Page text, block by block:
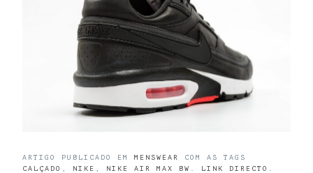
ARTIGO PUBLICADO EM MENSWEAR
COM AS TAGS
CALÇADO
NIKE NIKE AIR MAX BW LINK DIRECTO